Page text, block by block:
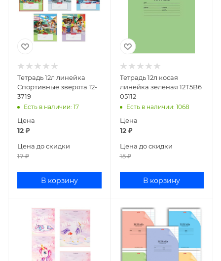
Тетрадь 12л линейка
Спортивные зверята 12-
3719
Есть в наличии: 17
Цена
12 ₽
Цена до скидки
17₽
В корзину
Тетрадь 12л косая
линейка зеленая 12Т5В6
05112
Есть в наличии: 1068
Цена
12₽
Цена до скидки
15₽
В корзину